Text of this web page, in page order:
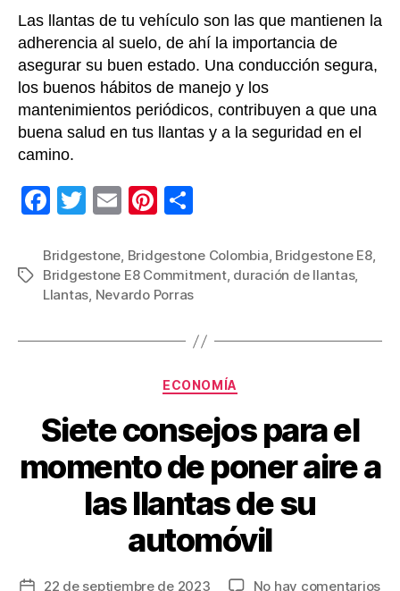
siga
tips
Las llantas de tu vehículo son las que mantienen la
adherencia al suelo, de ahí la importancia de
asegurar su buen estado. Una conducción segura,
los buenos hábitos de manejo y los
mantenimientos periódicos, contribuyen a que una
buena salud en tus llantas y a la seguridad en el
camino.
F
c
e
o
T
tt
er
E
ail
Pi
er
e
m
p
tir
Etiquetas
Bridgestone, Bridgestone Colombia, Bridgestone E8,
Bridgestone E8 Commitment, duración de llantas,
Llantas, Nevardo Porras
Categorías
ECONOMÍA
Siete consejos para el
momento de poner aire a
las llantas de su
automóvil
Fecha22 de septiembre de 2023 No hay comentariosen